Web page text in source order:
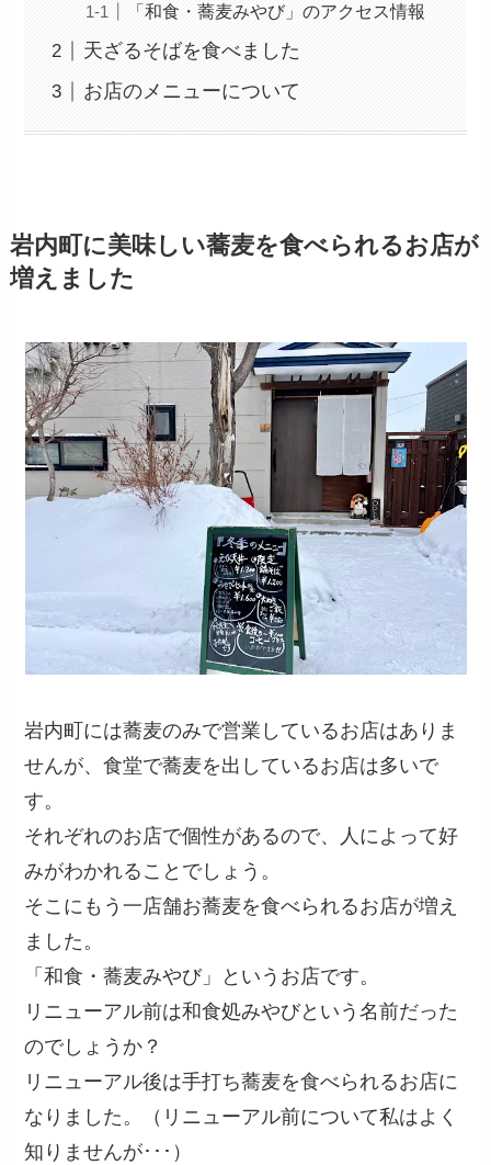
「和食・蕎麦みやび」のアクセス情報
天ざるそばを食べました
お店のメニューについて
岩内町に美味しい蕎麦を食べられるお店が
増えました
岩内町には蕎麦のみで営業しているお店はありま
せんが、食堂で蕎麦を出しているお店は多いで
す。
それぞれのお店で個性があるので、人によって好
みがわかれることでしょう。
そこにもう一店舗お蕎麦を食べられるお店が増え
ました。
「和食・蕎麦みやび」というお店です。
リニューアル前は和食処みやびという名前だった
のでしょうか？
リニューアル後は手打ち蕎麦を食べられるお店に
なりました。（リニューアル前について私はよく
知りませんが･･･）